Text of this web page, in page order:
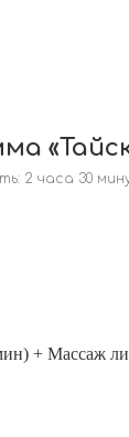
2 часа 30
+ Массаж